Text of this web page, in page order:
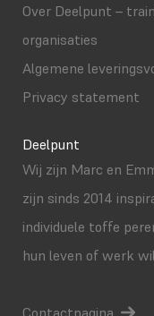
Over Deelpunt –
organisaties
Algemene
Privacy statement
Deelpunt
Wij zijn Marc en
zijn sinds 2014
individuele toffe
hun leven of werk